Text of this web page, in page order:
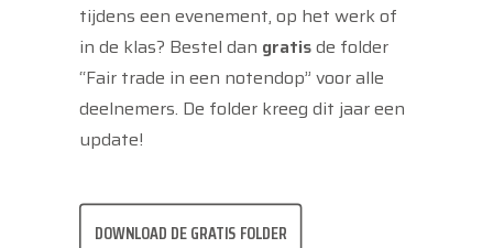
tijdens een evenement, op het werk of
in de klas? Bestel dan gratisde folder
“Fair trade in een notendop” voor alle
deelnemers. De folder kreeg dit jaar een
update!
DOWNLOAD DE GRATIS FOLDER